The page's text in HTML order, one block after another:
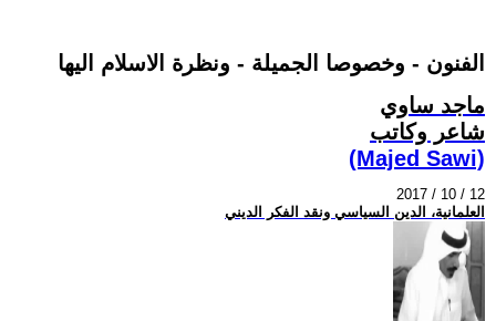
الفنون - وخصوصا الجميلة - ونظرة الاسلام اليها
ماجد ساوي
شاعر وكاتب
(Majed Sawi)
2017 / 10 / 12
العلمانية، الدين السياسي ونقد الفكر الديني